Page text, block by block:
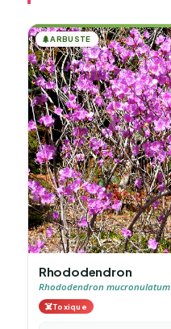
🌲ARBUSTE
Rhododendron
Rhododendron mucronulatum
☠️Toxique